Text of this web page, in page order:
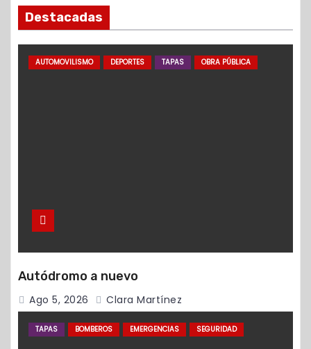
Destacadas
AUTOMOVILISMO DEPORTES TAPAS OBRA PÚBLICA
Autódromo a nuevo
Ago 5, 2026 Clara Martínez
TAPAS BOMBEROS EMERGENCIAS SEGURIDAD